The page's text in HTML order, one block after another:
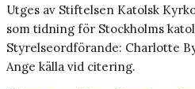
Utges av Stiftelsen Katolsk
som tidning för Stockholms
Styrelseordförande: Charlotte
Ange källa vid citering.